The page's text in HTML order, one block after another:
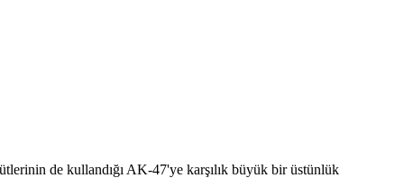
de kullandığı AK-47'ye karşılık büyük bir üstünlük